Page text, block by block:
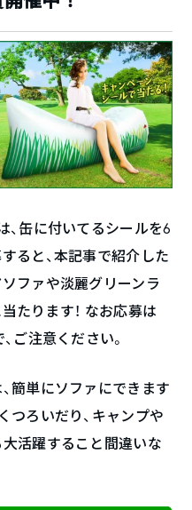
、缶に付いてるシールを6
ると、本記事で紹介した
ファや淡麗グリーンラ
たります！ なお応募は
ご注意ください。
簡単にソファにできます
つろいだり、キャンプや
活躍すること間違いな